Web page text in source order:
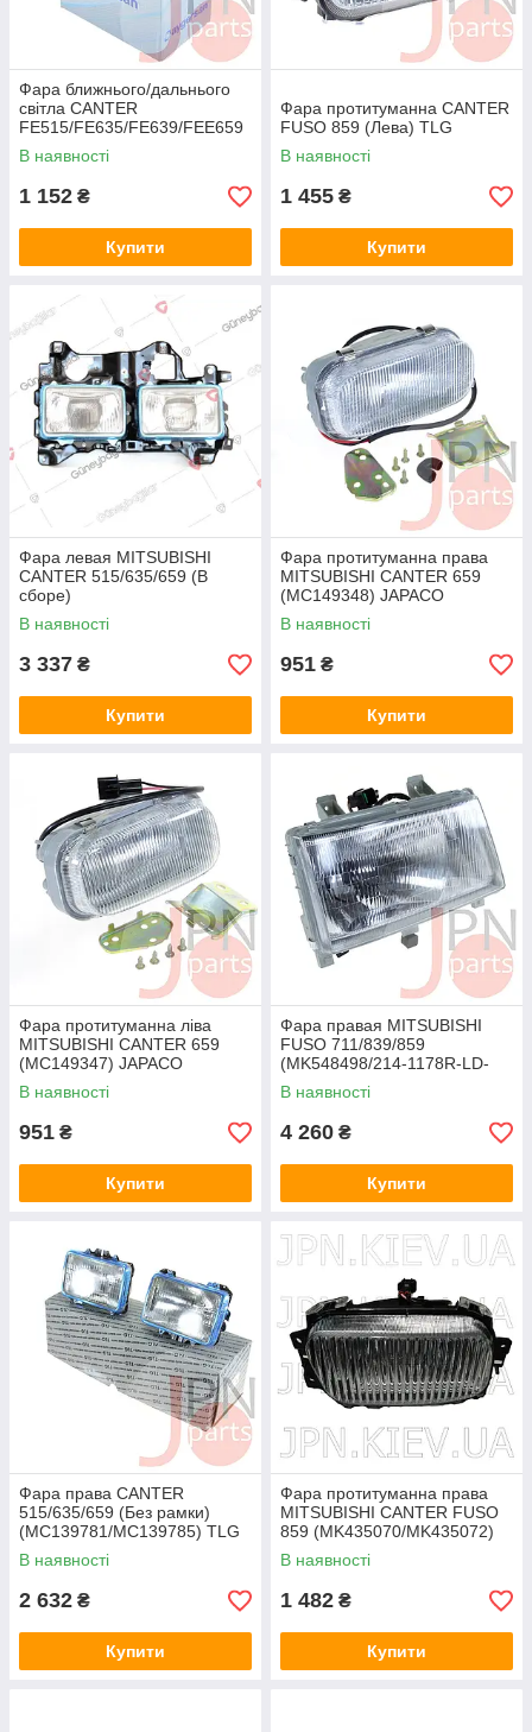
Фара ближнього/дальнього
світла CANTER
FE515/FE635/FE639/FEE659
(змінна лампа) AYGERSAN
В наявності
1 152 ₴
Купити
Фара протитуманна CANTER
FUSO 859 (Лева) TLG
В наявності
1 455 ₴
Купити
Фара левая MITSUBISHI
CANTER 515/635/659 (В
сборе)
(MC139784/MC139780/MB01-
E100) JAPACO
В наявності
3 337 ₴
Купити
Фара протитуманна права
MITSUBISHI CANTER 659
(MC149348) JAPACO
В наявності
951 ₴
Купити
Фара протитуманна ліва
MITSUBISHI CANTER 659
(MC149347) JAPACO
В наявності
951 ₴
Купити
Фара правая MITSUBISHI
FUSO 711/839/859
(MK548498/214-1178R-LD-
EM) DEPO
В наявності
4 260 ₴
Купити
Фара права CANTER
515/635/659 (Без рамки)
(MC139781/MC139785) TLG
В наявності
2 632 ₴
Купити
Фара протитуманна права
MITSUBISHI CANTER FUSO
859 (MK435070/MK435072)
JAPACO
В наявності
1 482 ₴
Купити